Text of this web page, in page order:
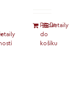
Přidat
do
košíku
Detaily